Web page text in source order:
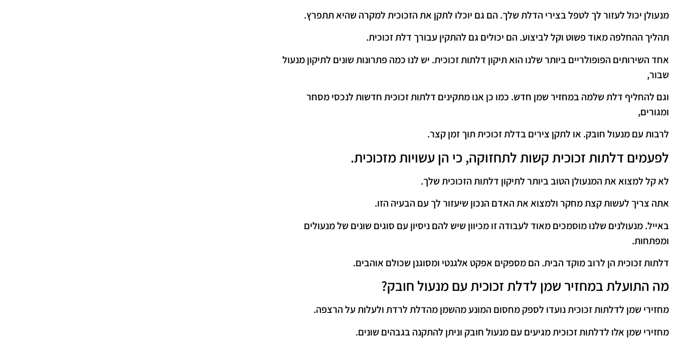
מנעולן יכול לעזור לך לטפל בצירי הדלת שלך. הם גם יוכלו לתקן את הזכוכית למקרה שהיא תתפרץ.
תהליך ההחלפה מאוד פשוט וקל לביצוע. הם יכולים גם להתקין עבורך דלת זכוכית.
אחד השירותים הפופולריים ביותר שלנו הוא תיקון דלתות זכוכית. יש לנו כמה פתרונות שונים לתיקון מנעול
שבור,
וגם להחליף דלת שלמה במחזיר שמן חדש. כמו כן אנו מתקינים דלתות זכוכית חדשות לנכסי מסחר
ומגורים,
לרבות עם מנעול חובק. או לתקן צירים בדלת זכוכית תוך זמן קצר.
לפעמים דלתות זכוכית קשות לתחזוקה, כי הן עשויות מזכוכית.
לא קל למצוא את המנעולן הטוב ביותר לתיקון דלתות הזכוכית שלך.
אתה צריך לעשות קצת מחקר ולמצוא את האדם הנכון שיעזור לך עם הבעיה הזו.
באייל. מנעולנים שלנו מוסמכים מאוד לעבודה זו מכיוון שיש להם ניסיון עם סוגים שונים של מנעולים
ומפתחות.
דלתות זכוכית הן לרוב מוקד הבית. הם מספקים אפקט אלגנטי ומסוגנן שכולם אוהבים.
מה התועלת במחזיר שמן לדלת זכוכית עם מנעול חובק?
מחזירי שמן לדלתות זכוכית נועדו לספק מחסום המונע מהשמן מהדלת לרדת ולעלות על הרצפה.
מחזירי שמן אלו לדלתות זכוכית מגיעים עם מנעול חובק וניתן להתקנה בגבהים שונים.